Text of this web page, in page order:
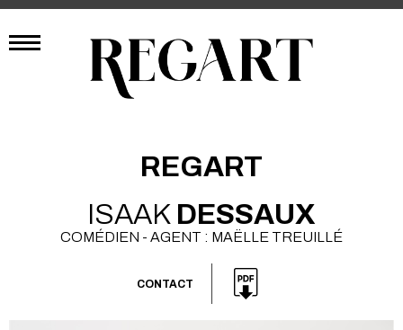
REGART
ISAAK DESSAUX
COMÉDIEN - AGENT : MAËLLE TREUILLÉ
CONTACT